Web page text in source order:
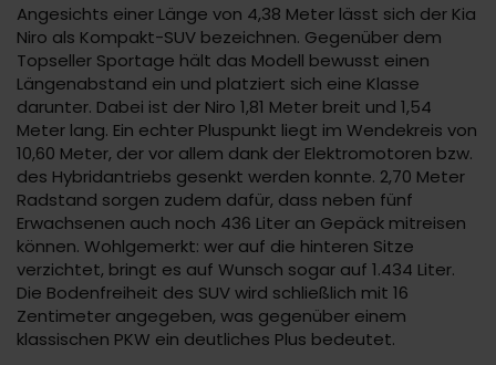
Angesichts einer Länge von 4,38 Meter lässt sich der Kia
Niro als Kompakt-SUV bezeichnen. Gegenüber dem
Topseller Sportage hält das Modell bewusst einen
Längenabstand ein und platziert sich eine Klasse
darunter. Dabei ist der Niro 1,81 Meter breit und 1,54
Meter lang. Ein echter Pluspunkt liegt im Wendekreis von
10,60 Meter, der vor allem dank der Elektromotoren bzw.
des Hybridantriebs gesenkt werden konnte. 2,70 Meter
Radstand sorgen zudem dafür, dass neben fünf
Erwachsenen auch noch 436 Liter an Gepäck mitreisen
können. Wohlgemerkt: wer auf die hinteren Sitze
verzichtet, bringt es auf Wunsch sogar auf 1.434 Liter.
Die Bodenfreiheit des SUV wird schließlich mit 16
Zentimeter angegeben, was gegenüber einem
klassischen PKW ein deutliches Plus bedeutet.